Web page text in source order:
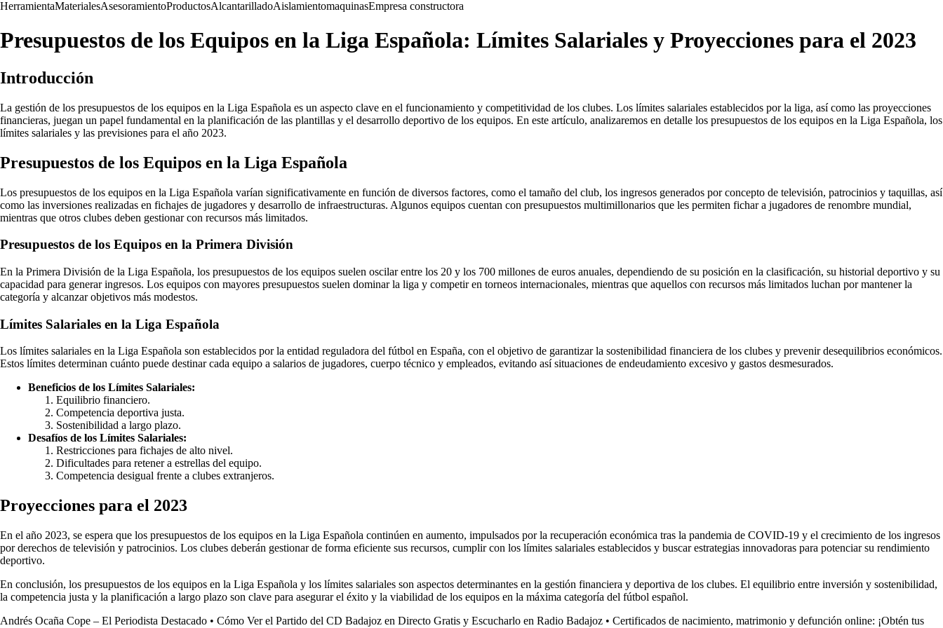
HerramientaMaterialesAsesoramientoProductosAlcantarilladoAislamientomaquinasEmpresa constructora
Presupuestos de los Equipos en la Liga Española: Límites Salariales y Proyecciones para el 2023
Introducción
La gestión de los presupuestos de los equipos en la Liga Española es un aspecto clave en el funcionamiento y competitividad de los clubes. Los límites salariales establecidos por la liga, así como las proyecciones
financieras, juegan un papel fundamental en la planificación de las plantillas y el desarrollo deportivo de los equipos. En este artículo, analizaremos en detalle los presupuestos de los equipos en la Liga Española, los
límites salariales y las previsiones para el año 2023.
Presupuestos de los Equipos en la Liga Española
Los presupuestos de los equipos en la Liga Española varían significativamente en función de diversos factores, como el tamaño del club, los ingresos generados por concepto de televisión, patrocinios y taquillas, así
como las inversiones realizadas en fichajes de jugadores y desarrollo de infraestructuras. Algunos equipos cuentan con presupuestos multimillonarios que les permiten fichar a jugadores de renombre mundial,
mientras que otros clubes deben gestionar con recursos más limitados.
Presupuestos de los Equipos en la Primera División
En la Primera División de la Liga Española, los presupuestos de los equipos suelen oscilar entre los 20 y los 700 millones de euros anuales, dependiendo de su posición en la clasificación, su historial deportivo y su
capacidad para generar ingresos. Los equipos con mayores presupuestos suelen dominar la liga y competir en torneos internacionales, mientras que aquellos con recursos más limitados luchan por mantener la
categoría y alcanzar objetivos más modestos.
Límites Salariales en la Liga Española
Los límites salariales en la Liga Española son establecidos por la entidad reguladora del fútbol en España, con el objetivo de garantizar la sostenibilidad financiera de los clubes y prevenir desequilibrios económicos.
Estos límites determinan cuánto puede destinar cada equipo a salarios de jugadores, cuerpo técnico y empleados, evitando así situaciones de endeudamiento excesivo y gastos desmesurados.
Beneficios de los Límites Salariales:
Equilibrio financiero.
Competencia deportiva justa.
Sostenibilidad a largo plazo.
Desafíos de los Límites Salariales:
Restricciones para fichajes de alto nivel.
Dificultades para retener a estrellas del equipo.
Competencia desigual frente a clubes extranjeros.
Proyecciones para el 2023
En el año 2023, se espera que los presupuestos de los equipos en la Liga Española continúen en aumento, impulsados por la recuperación económica tras la pandemia de COVID-19 y el crecimiento de los ingresos
por derechos de televisión y patrocinios. Los clubes deberán gestionar de forma eficiente sus recursos, cumplir con los límites salariales establecidos y buscar estrategias innovadoras para potenciar su rendimiento
deportivo.
En conclusión, los presupuestos de los equipos en la Liga Española y los límites salariales son aspectos determinantes en la gestión financiera y deportiva de los clubes. El equilibrio entre inversión y sostenibilidad,
la competencia justa y la planificación a largo plazo son clave para asegurar el éxito y la viabilidad de los equipos en la máxima categoría del fútbol español.
Andrés Ocaña Cope – El Periodista Destacado • Cómo Ver el Partido del CD Badajoz en Directo Gratis y Escucharlo en Radio Badajoz • Certificados de nacimiento, matrimonio y defunción online: ¡Obtén tus